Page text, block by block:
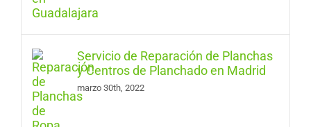
Servicio de Reparación de Planchas
y Centros de Planchado en Madrid
marzo 30th, 2022